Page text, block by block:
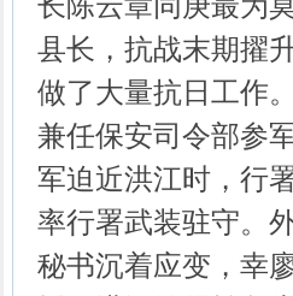
县长，抗战末期擢
做了大量抗日工作
兼任保安司令部参
军迫近洪江时，行
率行署武装驻守。
秘书沉着应变，幸